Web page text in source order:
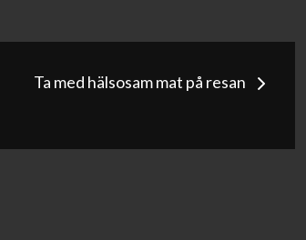
Ta med hälsosam mat på resan